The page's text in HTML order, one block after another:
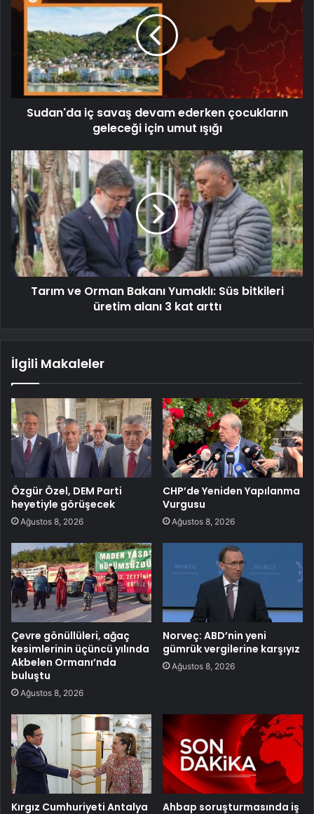
Sudan'da iç savaş devam ederken çocukların
geleceği için umut ışığı
Tarım ve Orman Bakanı Yumaklı: Süs bitkileri
üretim alanı 3 kat arttı
İlgili Makaleler
Özgür Özel, DEM Parti
heyetiyle görüşecek
Ağustos 8, 2026
CHP’de Yeniden Yapılanma
Vurgusu
Ağustos 8, 2026
Çevre gönüllüleri, ağaç
kesimlerinin üçüncü yılında
Akbelen Ormanı’nda
buluştu
Ağustos 8, 2026
Norveç: ABD’nin yeni
gümrük vergilerine karşıyız
Ağustos 8, 2026
Kırgız Cumhuriyeti Antalya
Ahbap soruşturmasında iş